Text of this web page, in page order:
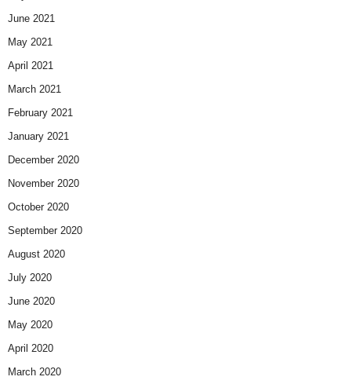
June 2021
May 2021
April 2021
March 2021
February 2021
January 2021
December 2020
November 2020
October 2020
September 2020
August 2020
July 2020
June 2020
May 2020
April 2020
March 2020